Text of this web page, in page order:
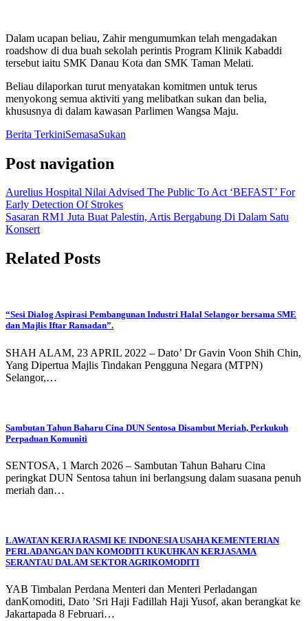
Dalam ucapan beliau, Zahir mengumumkan telah mengadakan
roadshow di dua buah sekolah perintis Program Klinik Kabaddi
tersebut iaitu SMK Danau Kota dan SMK Taman Melati.
Beliau dilaporkan turut menyatakan komitmen untuk terus
menyokong semua aktiviti yang melibatkan sukan dan belia,
khususnya di dalam kawasan Parlimen Wangsa Maju.
Berita TerkiniSemasaSukan
Post navigation
Aurelius Hospital Nilai Advised The Public To Act ‘BEFAST’ For
Early Detection Of Strokes
Sasaran RM1 Juta Buat Palestin, Artis Bergabung Di Dalam Satu
Konsert
Related Posts
“Sesi Dialog Aspirasi Pembangunan Industri Halal Selangor bersama SME
dan Majlis Iftar Ramadan”.
SHAH ALAM, 23 APRIL 2022 – Dato’ Dr Gavin Voon Shih Chin,
Yang Dipertua Majlis Tindakan Pengguna Negara (MTPN)
Selangor,…
Sambutan Tahun Baharu Cina DUN Sentosa Disambut Meriah, Perkukuh
Perpaduan Komuniti
SENTOSA, 1 March 2026 – Sambutan Tahun Baharu Cina
peringkat DUN Sentosa tahun ini berlangsung dalam suasana penuh
meriah dan…
LAWATAN KERJA RASMI KE INDONESIA USAHA KEMENTERIAN
PERLADANGAN DAN KOMODITI KUKUHKAN KERJASAMA
SERANTAU DALAM SEKTOR AGRIKOMODITI
YAB Timbalan Perdana Menteri dan Menteri Perladangan
danKomoditi, Dato ’Sri Haji Fadillah Haji Yusof, akan berangkat ke
Jakartapada 8 Februari…